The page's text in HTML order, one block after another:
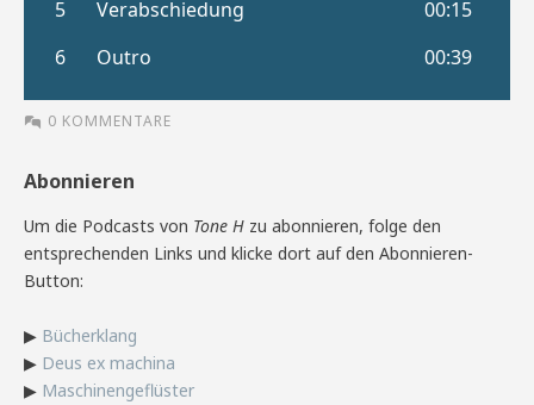
0 KOMMENTARE
Abonnieren
Um die Podcasts von Tone H zu abonnieren, folge den
entsprechenden Links und klicke dort auf den Abonnieren-
Button:
▶ Bücherklang
▶ Deus ex machina
▶ Maschinengeflüster